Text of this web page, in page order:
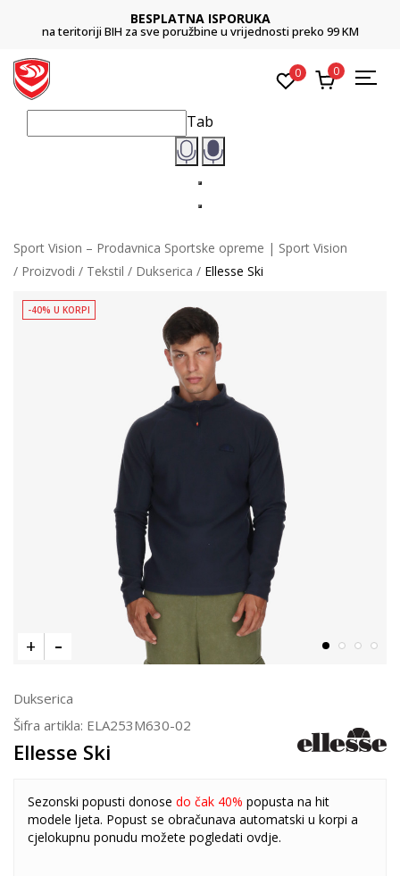
BESPLATNA ISPORUKA
na teritoriji BIH za sve poružbine u vrijednosti preko 99 KM
0 0
Tab
Sport Vision – Prodavnica Sportske opreme | Sport Vision
Proizvodi
Tekstil Dukserica Ellesse Ski
-40% U KORPI
Dukserica
Šifra artikla: ELA253M630-02
Ellesse Ski
Sezonski popusti donose do čak 40% popusta na hit
modele ljeta. Popust se obračunava automatski u korpi a
cjelokupnu ponudu možete pogledati ovdje.